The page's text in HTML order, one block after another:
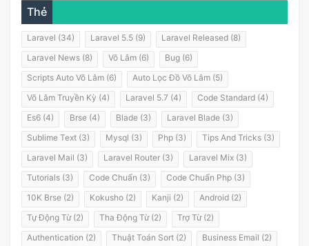
Thẻ
Laravel (34) Laravel 5.5 (9)
Laravel Released (8)
Laravel News (8)
Võ Lâm (6)
Bug (6)
Scripts Auto Võ Lâm (6)
Auto Lọc Đồ Võ Lâm (5)
Võ Lâm Truyền Kỳ (4)
Laravel 5.7 (4)
Code Standard (4)
Es6 (4)
Brse (4) Blade (3)
Laravel Blade (3)
Sublime Text (3)
Mysql (3) Php (3)
Tips And Tricks (3)
Laravel Mail (3)
Laravel Router (3)
Laravel Mix (3)
Tutorials (3)
Code Chuẩn (3)
Code Chuẩn Php (3)
10K Brse (2)
Kokusho (2) Kanji (2)
Android (2)
Tự Động Từ (2)
Tha Động Từ (2)
Trợ Từ (2)
Authentication (2)
Thuật Toán Sort (2)
Business Email (2)